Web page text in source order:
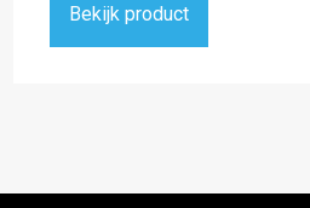
Bekijk product